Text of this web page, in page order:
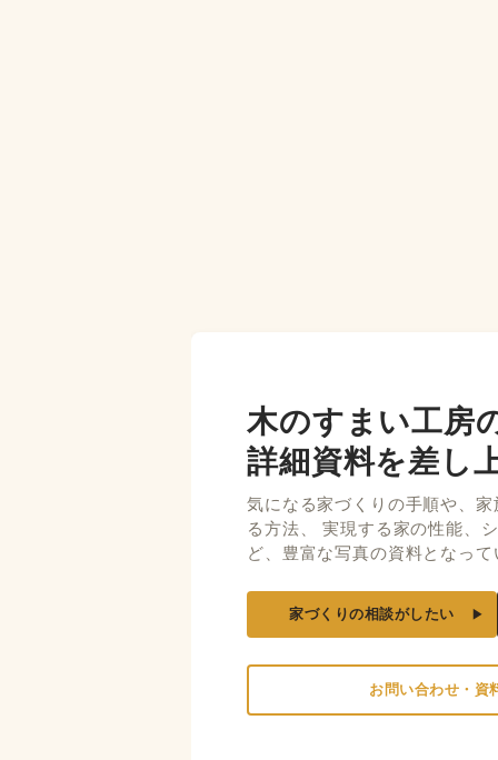
木のすまい工房
詳細資料を差し
気になる家づくりの手順や、
る方法、 実現する家の性能、
ど、豊富な写真の資料となっ
家づくりの相談がしたい
お問い合わせ・資